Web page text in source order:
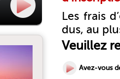
Les frais
dus, au
Veuillez
Avez-vous